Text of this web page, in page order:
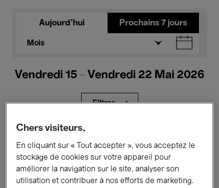
Aujourd'hui Prochains 7 jours
Mois
Vendredi 15 - Vendredi 22 Mai 2026
Filtres
Expositions Films Performances
Rencontres & Débats Jazz
Chers visiteurs,
En cliquant sur « Tout accepter », vous acceptez le
stockage de cookies sur votre appareil pour
améliorer la navigation sur le site, analyser son
utilisation et contribuer à nos efforts de marketing.